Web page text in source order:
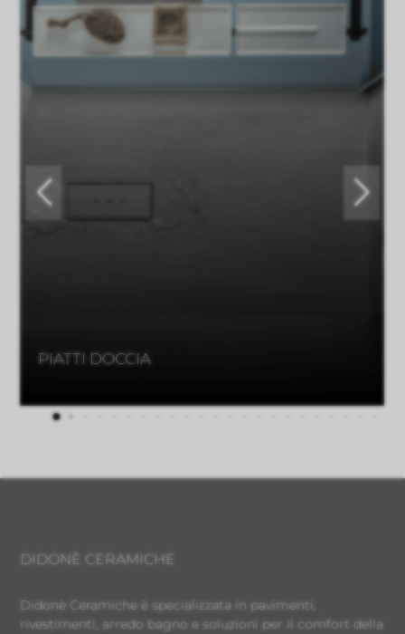
PIATTI DOCCIA
DIDONÈ CERAMICHE
Didonè Ceramiche è specializzata in pavimenti,
rivestimenti, arredo bagno e soluzioni per il comfort della